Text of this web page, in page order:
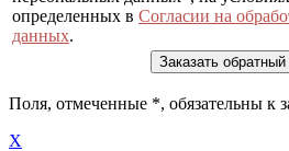
определенных в Согласии на
данных.
Поля, отмеченные *, обязательны к
X